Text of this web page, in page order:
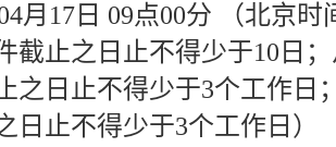
月17日 09点00分 （北京
截止之日止不得少于10日
之日止不得少于3个工作
日止不得少于3个工作日）